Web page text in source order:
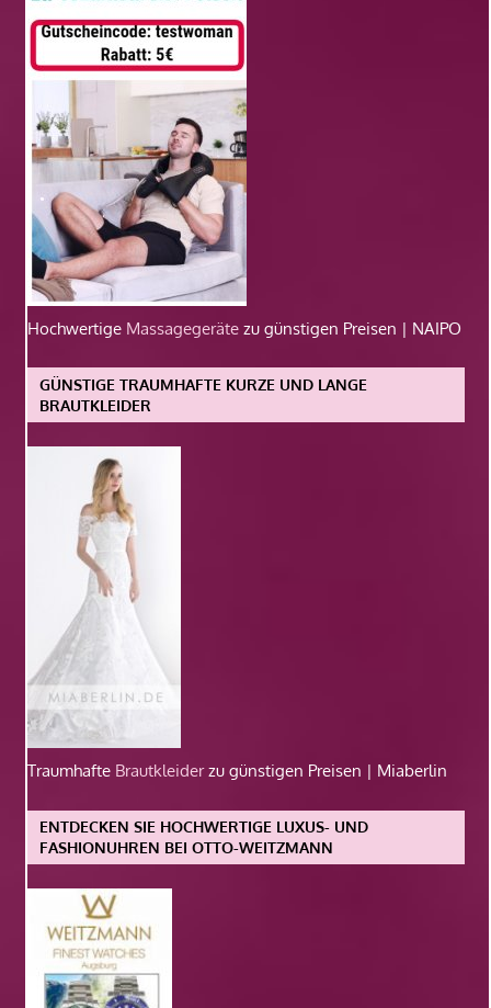
Hochwertige Massagegeräte zu günstigen Preisen | NAIPO
GÜNSTIGE TRAUMHAFTE KURZE UND LANGE
BRAUTKLEIDER
Traumhafte Brautkleiderzu günstigen Preisen | Miaberlin
ENTDECKEN SIE HOCHWERTIGE LUXUS- UND
FASHIONUHREN BEI OTTO-WEITZMANN